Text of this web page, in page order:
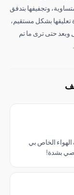
بتدفق
بشكل مستقيم،
ترى ما تم
بي